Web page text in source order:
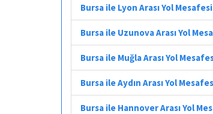
Bursa ile Lyon Arası Yol
Bursa ile Uzunova Arası Yol
Bursa ile Muğla Arası Yol
Bursa ile Aydın Arası Yol
Bursa ile Hannover Arası Yol